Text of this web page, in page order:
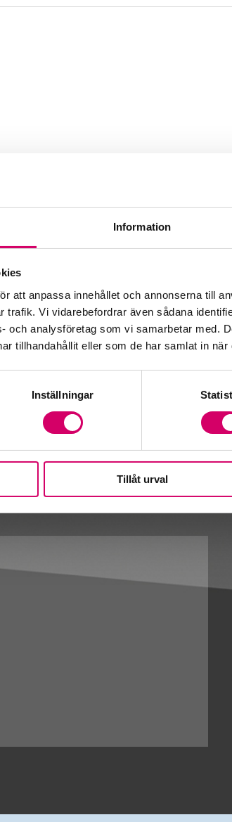
Information
att anpassa innehållet och annonserna till
trafik. Vi vidarebefordrar även sådana
och analysföretag som vi samarbetar med.
tillhandahållit eller som de har samlat in
Inställningar
Tillåt urval